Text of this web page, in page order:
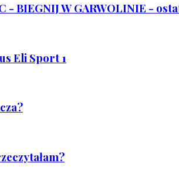
- BIEGNIJ W GARWOLINIE -
Eli Sport 1